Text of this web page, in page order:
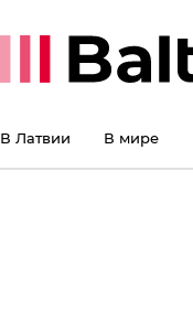
В Латвии В мире